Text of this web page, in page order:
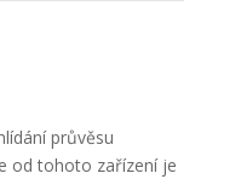
průvěsu
od tohoto zařízení je